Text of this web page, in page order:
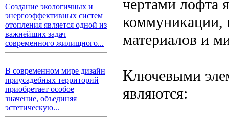
Создание экологичных и
энергоэффективных систем
отопления является одной из
важнейших задач
современного жилищного...
В современном мире дизайн
приусадебных территорий
приобретает особое
значение, объединяя
эстетическую...
чертами лофта
коммуникации,
материалов и
Ключевыми
являются: